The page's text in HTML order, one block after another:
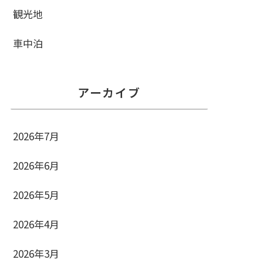
観光地
車中泊
アーカイブ
2026年7月
2026年6月
2026年5月
2026年4月
2026年3月